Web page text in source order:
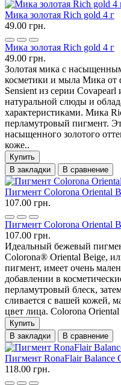
Мика золотая Rich gold 4 г
49.00 грн.
Мика золотая Rich gold 4 г
49.00 грн.
Золотая мика с
косметики и мыла Мика от
Sensient из серии Covapearl
натуральной слюды и
характеристиками. Мика
перламутровый пигмент.
насыщенного золотого
коже..
Купить
В закладки
В сравнение
Пигмент Colorona Oriental
107.00 грн.
Пигмент Colorona Oriental
107.00 грн.
Идеальный бежевый
Colorona® Oriental Beige,
пигмент, имеет очень
добавлении в
перламутровый блеск,
сливается с вашей кожей,
цвет лица. Colorona
Купить
В закладки
В сравнение
Пигмент RonaFlair Balance
118.00 грн.